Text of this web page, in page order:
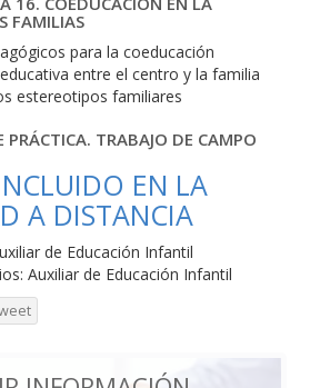
FAMILIAS
para la coeducación
entre el centro y la familia
estereotipos familiares
TRABAJO DE CAMPO
EN LA
A DISTANCIA
de Educación Infantil
Auxiliar de Educación Infantil